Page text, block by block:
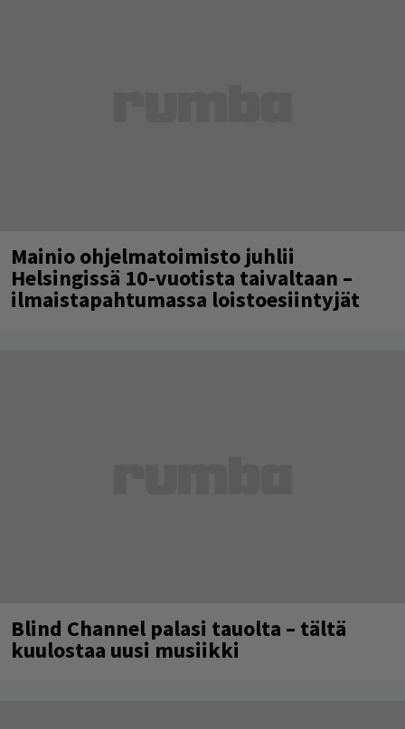
Mainio ohjelmatoimisto juhlii
Helsingissä 10-vuotista taivaltaan –
ilmaistapahtumassa loistoesiintyjät
Blind Channel palasi tauolta – tältä
kuulostaa uusi musiikki